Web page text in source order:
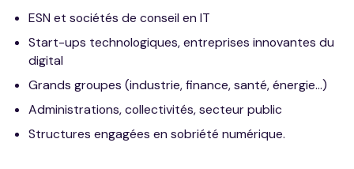
ESN et sociétés de conseil en IT
Start-ups technologiques, entreprises innovantes du
digital
Grands groupes (industrie, finance, santé, énergie…)
Administrations, collectivités, secteur public
Structures engagées en sobriété numérique.